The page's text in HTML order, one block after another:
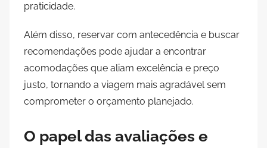
praticidade.
Além disso, reservar com antecedência e buscar
recomendações pode ajudar a encontrar
acomodações que aliam excelência e preço
justo, tornando a viagem mais agradável sem
comprometer o orçamento planejado.
O papel das avaliações e